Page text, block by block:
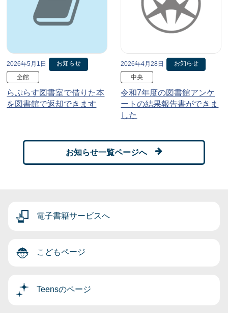
2026年5月1日
お知らせ
全館
らぷらす図書室で借りた本
を図書館で返却できます
2026年4月28日
お知らせ
中央
令和7年度の図書館アンケ
ートの結果報告書ができま
した
お知らせ一覧ページへ
電子書籍サービスへ
こどもページ
Teensのページ